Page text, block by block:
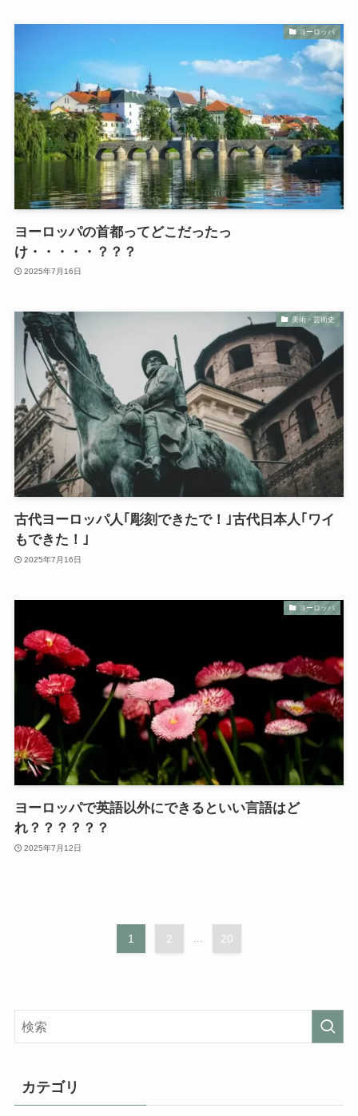
ヨーロッパ
ヨーロッパの首都ってどこだったっ
け・・・・・？？？
2025年7月16日
美術・芸術史
古代ヨーロッパ人｢彫刻できたで！｣古代日本人｢ワイ
もできた！｣
2025年7月16日
ヨーロッパ
ヨーロッパで英語以外にできるといい言語はど
れ？？？？？？
2025年7月12日
1 2 ... 20
カテゴリ